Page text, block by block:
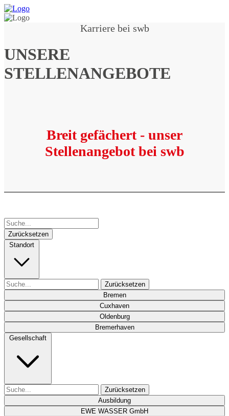
Karriere bei swb
UNSERE
STELLENANGEBOTE
Breit gefächert - unser
Stellenangebot bei swb
Zurücksetzen
Standort
Zurücksetzen
Bremen
Cuxhaven
Oldenburg
Bremerhaven
Gesellschaft
Zurücksetzen
Ausbildung
EWE WASSER GmbH